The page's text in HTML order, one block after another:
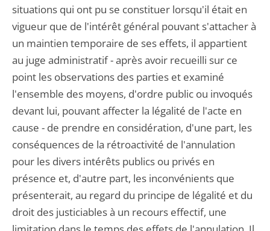
situations qui ont pu se constituer lorsqu'il était en
vigueur que de l'intérêt général pouvant s'attacher à
un maintien temporaire de ses effets, il appartient
au juge administratif - après avoir recueilli sur ce
point les observations des parties et examiné
l'ensemble des moyens, d'ordre public ou invoqués
devant lui, pouvant affecter la légalité de l'acte en
cause - de prendre en considération, d'une part, les
conséquences de la rétroactivité de l'annulation
pour les divers intérêts publics ou privés en
présence et, d'autre part, les inconvénients que
présenterait, au regard du principe de légalité et du
droit des justiciables à un recours effectif, une